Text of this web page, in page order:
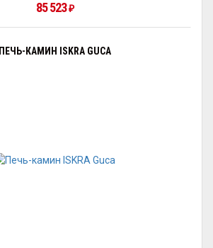
85 523₽
ПЕЧЬ-КАМИН ISKRA GUCA